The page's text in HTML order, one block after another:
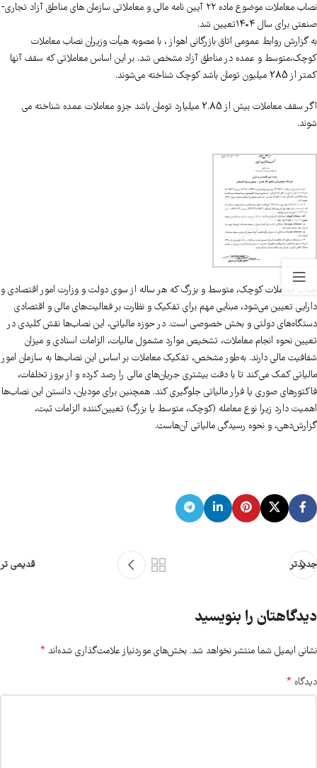
نصاب معاملات موضوع ماده ۲۲ آیین نامه مالی و معاملاتی سازمان های مناطق آزاد تجاری-
صنعتی برای سال ۱۴۰۴تعیین شد.
به گزارش روابط عمومی اتاق بازرگانی اهواز ، با مصوبه هیأت وزیران نصاب معاملات
کوچک،‌متوسط و عمده در مناطق آزاد مشخص شد. بر این اساس معاملاتی که سقف آنها
کمتر از 285 میلیون تومان باشد کوچک شناخته می‌شوند.
اگر سقف معاملات بیش از 2.85 میلیارد تومان باشد جزو معاملات عمده شناخته می
شوند.
نصاب معاملات کوچک، متوسط و بزرگ که هر ساله از سوی دولت و وزارت امور اقتصادی و
دارایی تعیین می‌شود، مبنایی مهم برای تفکیک و نظارت بر فعالیت‌های مالی و اقتصادی
دستگاه‌های دولتی و بخش خصوصی است. در حوزه مالیاتی، این نصاب‌ها نقش کلیدی در
تعیین نحوه انجام معاملات، تشخیص موارد مشمول مالیات، الزامات اسنادی و میزان
شفافیت مالی دارند. به‌طور مشخص، تفکیک معاملات بر اساس این نصاب‌ها به سازمان امور
مالیاتی کمک می‌کند تا با دقت بیشتری جریان‌های مالی را رصد کرده و از بروز تخلفات،
فاکتورهای صوری یا فرار مالیاتی جلوگیری کند. همچنین برای مودیان، دانستن این نصاب‌ها
اهمیت دارد زیرا نوع معامله (کوچک، متوسط یا بزرگ) تعیین‌کننده الزامات ثبت،
گزارش‌دهی، و نحوه رسیدگی مالیاتی آن‌هاست.
جدیدتر قدیمی تر
دیدگاهتان را بنویسید
نشانی ایمیل شما منتشر نخواهد شد. بخش‌های موردنیاز علامت‌گذاری شده‌اند *
دیدگاه *